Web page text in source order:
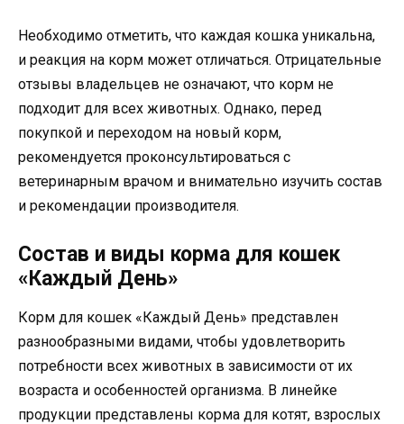
Необходимо отметить, что каждая кошка уникальна,
и реакция на корм может отличаться. Отрицательные
отзывы владельцев не означают, что корм не
подходит для всех животных. Однако, перед
покупкой и переходом на новый корм,
рекомендуется проконсультироваться с
ветеринарным врачом и внимательно изучить состав
и рекомендации производителя.
Состав и виды корма для кошек
«Каждый День»
Корм для кошек «Каждый День» представлен
разнообразными видами, чтобы удовлетворить
потребности всех животных в зависимости от их
возраста и особенностей организма. В линейке
продукции представлены корма для котят, взрослых